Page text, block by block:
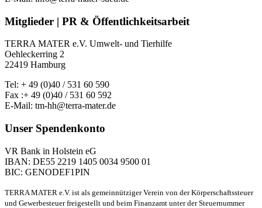
Mitglieder | PR & Öffentlichkeitsarbeit
TERRA MATER e.V. Umwelt- und Tierhilfe
Oehleckerring 2
22419 Hamburg
Tel: + 49 (0)40 / 531 60 590
Fax :+ 49 (0)40 / 531 60 592
E-Mail: tm-hh@terra-mater.de
Unser Spendenkonto
VR Bank in Holstein eG
IBAN: DE55 2219 1405 0034 9500 01
BIC: GENODEF1PIN
TERRA MATER e.V. ist als gemeinnütziger Verein von der Körperschaftssteuer
und Gewerbesteuer freigestellt und beim Finanzamt unter der Steuernummer